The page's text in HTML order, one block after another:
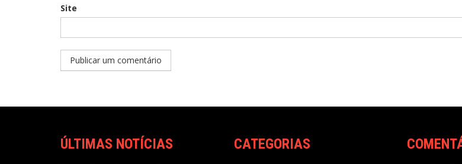
Site
ÚLTIMAS NOTÍCIAS CATEGORIAS